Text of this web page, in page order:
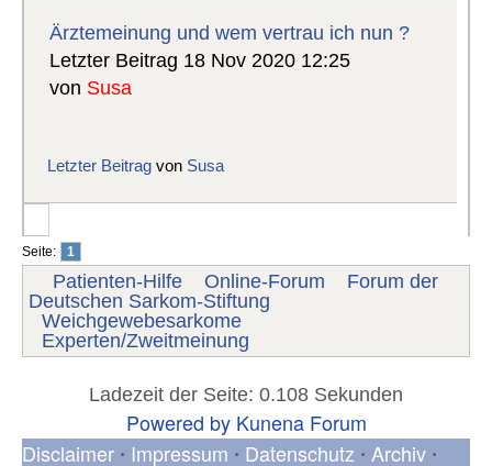
Ärztemeinung und wem vertrau ich nun ?
Letzter Beitrag 18 Nov 2020 12:25
von Susa
Letzter Beitrag von Susa
Seite: 1
Patienten-Hilfe Online-Forum
Forum der
Deutschen Sarkom-Stiftung
Weichgewebesarkome
Experten/Zweitmeinung
Ladezeit der Seite: 0.108 Sekunden
Powered by Kunena Forum
Disclaimer • Impressum • Datenschutz • Archiv •